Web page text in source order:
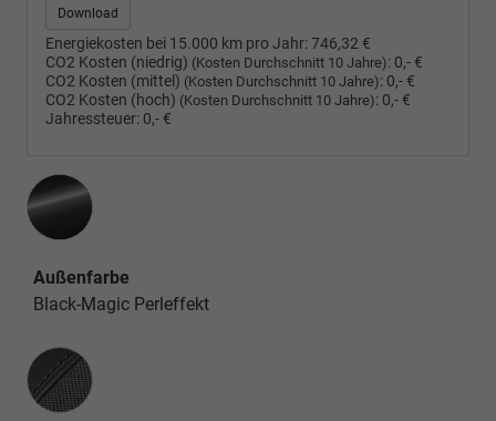
Download
Energiekosten bei 15.000 km pro Jahr:746,32 €
CO2 Kosten (niedrig) (Kosten Durchschnitt 10 Jahre): 0,- €
CO2 Kosten (mittel) (Kosten Durchschnitt 10 Jahre): 0,- €
CO2 Kosten (hoch) (Kosten Durchschnitt 10 Jahre): 0,- €
Jahressteuer: 0,- €
Außenfarbe
Black-Magic Perleffekt
Innenausstattung